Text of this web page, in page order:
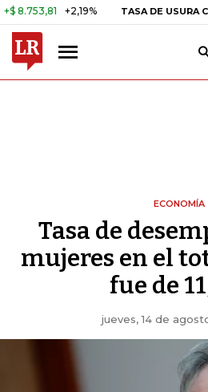
+2,19% TASA DE USURA
ECONOMÍA
Tasa de
mujeres en el
fue de
jueves, 14 de